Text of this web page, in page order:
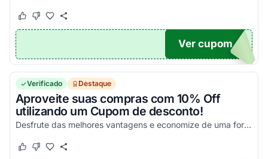
Este cupom funcionou
Este cupom não funcionou
25
Ver cupom
Verificado Destaque
Aproveite suas compras com 10% Off
utilizando um Cupom de desconto!
Desfrute das melhores vantagens e economize de uma forma simples nas suas compras!
Este cupom funcionou
Este cupom não funcionou